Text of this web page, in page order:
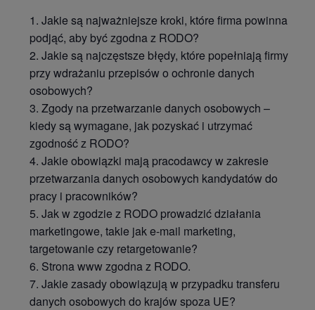
Jakie są najważniejsze kroki, które firma powinna
podjąć, aby być zgodna z RODO?
Jakie są najczęstsze błędy, które popełniają firmy
przy wdrażaniu przepisów o ochronie danych
osobowych?
Zgody na przetwarzanie danych osobowych –
kiedy są wymagane, jak pozyskać i utrzymać
zgodność z RODO?
Jakie obowiązki mają pracodawcy w zakresie
przetwarzania danych osobowych kandydatów do
pracy i pracowników?
Jak w zgodzie z RODO prowadzić działania
marketingowe, takie jak e-mail marketing,
targetowanie czy retargetowanie?
Strona www zgodna z RODO.
Jakie zasady obowiązują w przypadku transferu
danych osobowych do krajów spoza UE?